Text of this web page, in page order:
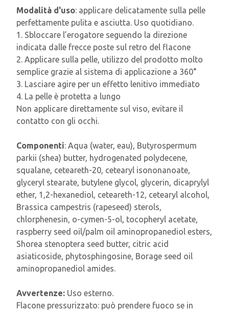
Modalità d'uso: applicare delicatamente sulla pelle
perfettamente pulita e asciutta. Uso quotidiano.
1. Sbloccare l’erogatore seguendo la direzione
indicata dalle frecce poste sul retro del flacone
2. Applicare sulla pelle, utilizzo del prodotto molto
semplice grazie al sistema di applicazione a 360°
3. Lasciare agire per un effetto lenitivo immediato
4. La pelle è protetta a lungo
Non applicare direttamente sul viso, evitare il
contatto con gli occhi.
Componenti: Aqua (water, eau), Butyrospermum
parkii (shea) butter, hydrogenated polydecene,
squalane, ceteareth-20, cetearyl isononanoate,
glyceryl stearate, butylene glycol, glycerin, dicaprylyl
ether, 1,2-hexanediol, ceteareth-12, cetearyl alcohol,
Brassica campestris (rapeseed) sterols,
chlorphenesin, o-cymen-5-ol, tocopheryl acetate,
raspberry seed oil/palm oil aminopropanediol esters,
Shorea stenoptera seed butter, citric acid
asiaticoside, phytosphingosine, Borage seed oil
aminopropanediol amides.
Avvertenze: Uso esterno.
Flacone pressurizzato: può prendere fuoco se in